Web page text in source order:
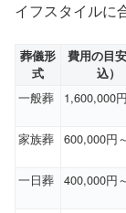
イフスタイルに
葬儀形
式
費用の目
込）
一般葬 1,600,000
家族葬 600,000円～
一日葬 400,000円～